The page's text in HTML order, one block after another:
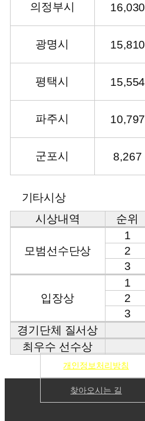
의정부시 16,030
광명시 15,810
평택시 15,554
파주시 10,797
군포시 8,267
기타시상
시상내역
순위
모범선수단상
1
2
3
입장상
1
2
3
경기단체 질서상
최우수 선수상
개인정보처리방침
찾아오시는 길